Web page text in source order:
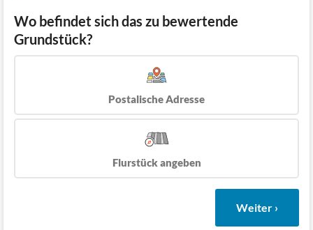
Wo befindet sich das zu bewertende
Grundstück?
Postalische Adresse
Flurstück angeben
Weiter ›